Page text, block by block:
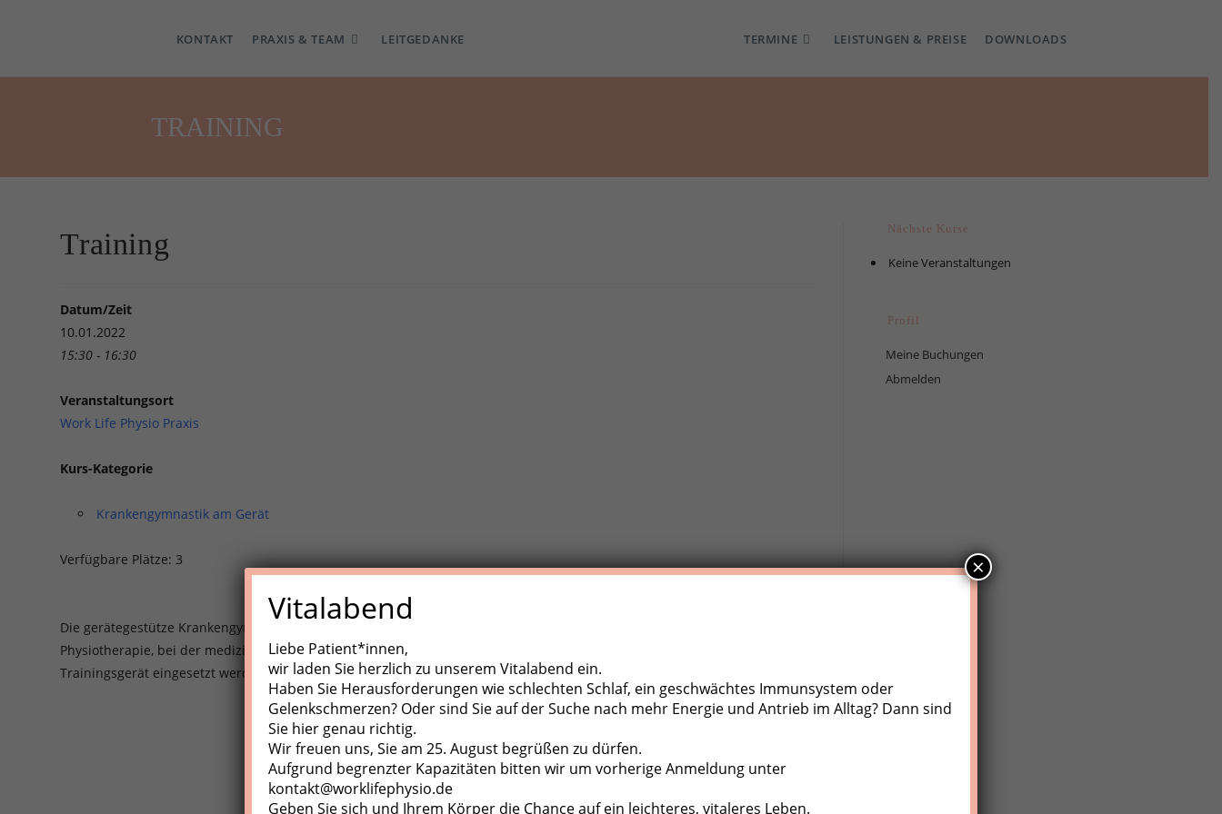
KONTAKT PRAXIS & TEAM LEITGEDANKE TERMINE LEISTUNGEN & PREISE DOWNLOADS
TRAINING
Training
Datum/Zeit
10.01.2022
15:30 - 16:30
Veranstaltungsort
Work Life Physio Praxis
Kurs-Kategorie
Krankengymnastik am Gerät
Verfügbare Plätze: 3
Die gerätegestütze Krankengynmnastik (KGG)/Medizinische Trainigstherapie (MTT) ist eine aktive Behandlungsform der
Physiotherapie, bei der medizinische Trainingsgeräte, Zugapparate, diverse Kleingeräte und der eigene Körper als
Trainingsgerät eingesetzt werden.
Nächste Kurse
Keine Veranstaltungen
Profil
Meine Buchungen
Abmelden
Vitalabend
Liebe Patient*innen,
wir laden Sie herzlich zu unserem Vitalabend ein.
Haben Sie Herausforderungen wie schlechten Schlaf, ein geschwächtes Immunsystem oder
Gelenkschmerzen? Oder sind Sie auf der Suche nach mehr Energie und Antrieb im Alltag? Dann sind
Sie hier genau richtig.
Wir freuen uns, Sie am 25. August begrüßen zu dürfen.
Aufgrund begrenzter Kapazitäten bitten wir um vorherige Anmeldung unter
kontakt@worklifephysio.de
Geben Sie sich und Ihrem Körper die Chance auf ein leichteres, vitaleres Leben.
×